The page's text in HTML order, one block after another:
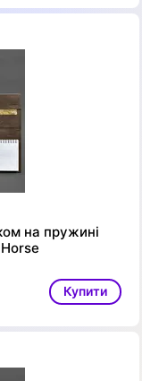
на пружині
Купити